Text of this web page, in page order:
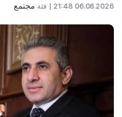
06.08.2026 21:48 | فئة مجتمع